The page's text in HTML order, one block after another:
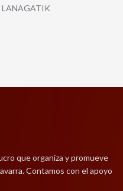
LANAGATIK
que organiza y promueve
Contamos con el apoyo